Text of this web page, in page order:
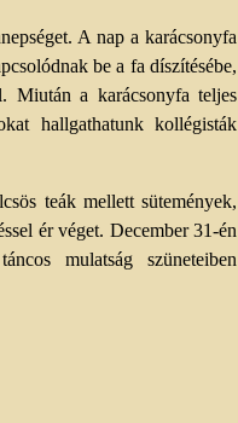
A nap a karácsonyfa
be a fa díszítésébe,
Miután a karácsonyfa teljes
hallgathatunk kollégisták
teák mellett sütemények,
ér véget. December 31-én
mulatság szüneteiben